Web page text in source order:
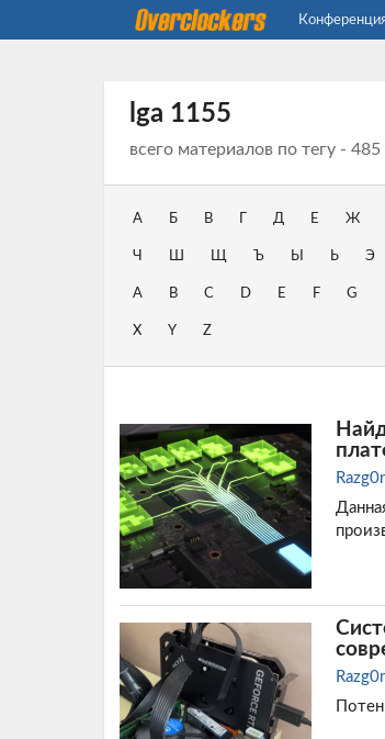
lga 1155
всего материалов по тегу - 485
А Б В Д Е Ж
Ч Ш Щ Ъ Ы Ь Э
A B C D E F G
X Y Z